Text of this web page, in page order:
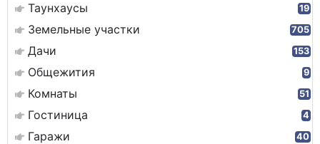
Таунхаусы 19
Земельные участки 705
Дачи 153
Общежития 9
Комнаты 51
Гостиница 4
Гаражи 40